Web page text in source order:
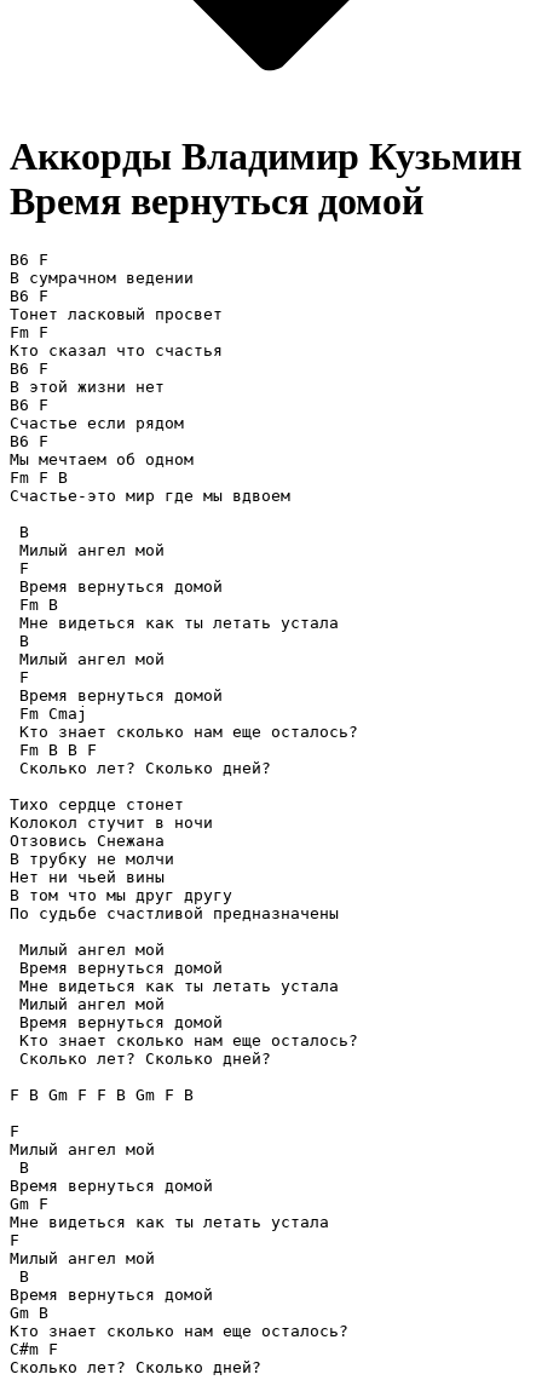
Аккорды Владимир Кузьмин
Время вернуться домой
B6 F
В сумрачном ведении
B6 F
Тонет ласковый просвет
Fm F
Кто сказал что счастья
B6 F
В этой жизни нет
B6 F
Счастье если рядом
B6 F
Мы мечтаем об одном
Fm F B
Счастье-это мир где мы вдвоем
B
Милый ангел мой
F
Время вернуться домой
Fm B
Мне видеться как ты летать устала
B
Милый ангел мой
F
Время вернуться домой
Fm Cmaj
Кто знает сколько нам еще осталось?
Fm B B F
Сколько лет? Сколько дней?
Тихо сердце стонет
Колокол стучит в ночи
Отзовись Снежана
В трубку не молчи
Нет ни чьей вины
В том что мы друг другу
По судьбе счастливой предназначены
Милый ангел мой
Время вернуться домой
Мне видеться как ты летать устала
Милый ангел мой
Время вернуться домой
Кто знает сколько нам еще осталось?
Сколько лет? Сколько дней?
F B Gm F F B Gm F B
F
Милый ангел мой
B
Время вернуться домой
Gm F
Мне видеться как ты летать устала
F
Милый ангел мой
B
Время вернуться домой
Gm B
Кто знает сколько нам еще осталось?
C#m F
Сколько лет? Сколько дней?